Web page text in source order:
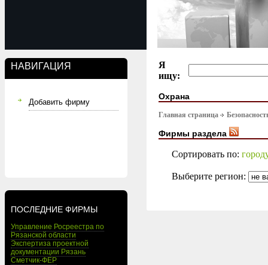
НАВИГАЦИЯ
Добавить фирму
ПОСЛЕДНИЕ ФИРМЫ
Управление Росреестра по
Рязанской области
Экспертиза проектной
документации Рязань
Сметчик-ФЕР
Я
ищу:
Охрана
Главная страница
Фирмы раздела
Сортировать по:
Выберите регион: